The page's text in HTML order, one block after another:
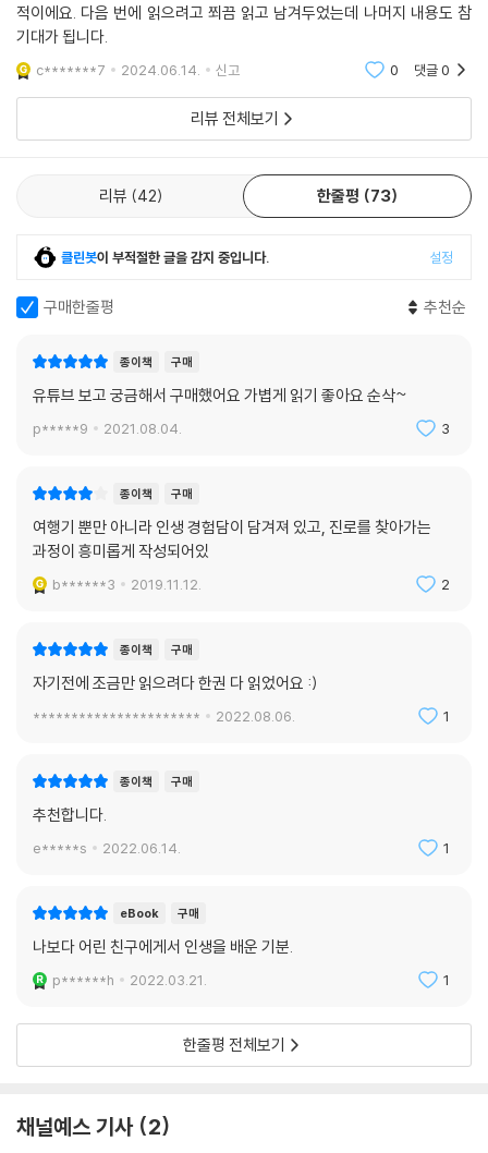
적이에요. 다음 번에 읽으려고 쬐끔 읽고 남겨두었는데 나머지 내용도 참
기대가 됩니다.
c*******7 2024.06.14. 신고 0 댓글0
리뷰 전체보기
리뷰 42 한줄평 73
클린봇이 부적절한 글을 감지 중입니다. 설정
구매한줄평 추천순
종이책 구매
유튜브 보고 궁금해서 구매했어요 가볍게 읽기 좋아요 순삭~
p*****9 2021.08.04. 3
종이책 구매
여행기 뿐만 아니라 인생 경험담이 담겨져 있고, 진로를 찾아가는
과정이 흥미롭게 작성되어있
b******3 2019.11.12. 2
종이책 구매
자기전에 조금만 읽으려다 한권 다 읽었어요 :)
********************** 2022.08.06. 1
종이책 구매
추천합니다.
e*****s 2022.06.14. 1
eBook 구매
나보다 어린 친구에게서 인생을 배운 기분.
p******h 2022.03.21. 1
한줄평 전체보기
채널예스 기사 2